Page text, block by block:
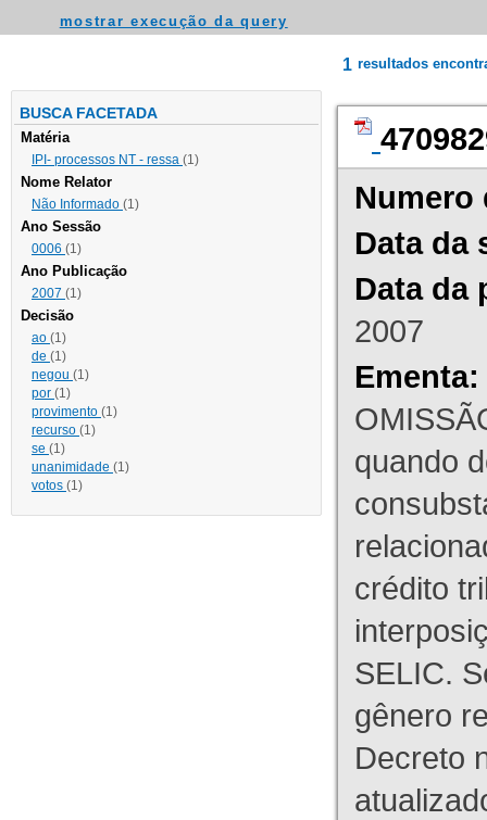
mostrar execução da query
BUSCA FACETADA
Matéria
IPI- processos NT - ressa (1)
Nome Relator
Não Informado (1)
Ano Sessão
0006 (1)
Ano Publicação
2007 (1)
Decisão
ao (1)
de (1)
negou (1)
por (1)
provimento (1)
recurso (1)
se (1)
unanimidade (1)
votos (1)
1 resultados
Numero
Data da
Data da
2007
Ementa:
quando
crédito
SELIC.
gênero
Decreto